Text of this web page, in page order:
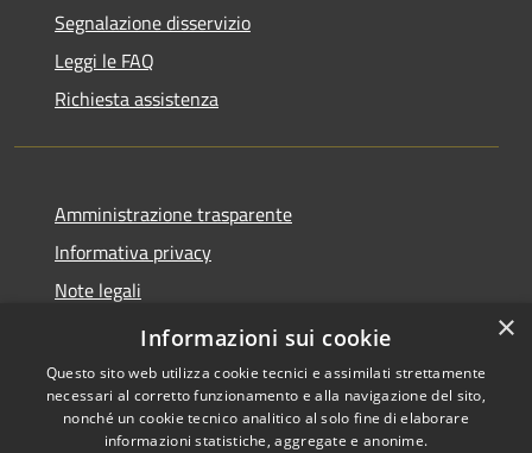
Segnalazione disservizio
Leggi le FAQ
Richiesta assistenza
Amministrazione trasparente
Informativa privacy
Note legali
Dichiarazione di accessibilità
Copyright © 2026 • Comune di
×
Informazioni sui cookie
Questo sito web utilizza cookie tecnici e assimilati strettamente
necessari al corretto funzionamento e alla navigazione del sito,
nonché un cookie tecnico analitico al solo fine di elaborare
informazioni statistiche, aggregate e anonime.